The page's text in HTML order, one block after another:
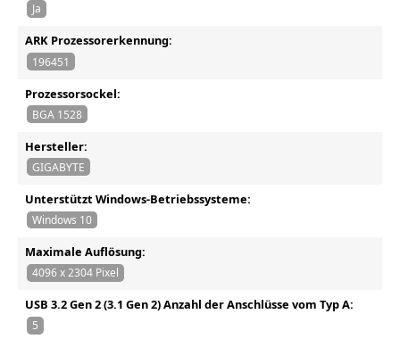
Ja
ARK Prozessorerkennung:
196451
Prozessorsockel:
BGA 1528
Hersteller:
GIGABYTE
Unterstützt Windows-Betriebssysteme:
Windows 10
Maximale Auflösung:
4096 x 2304 Pixel
USB 3.2 Gen 2 (3.1 Gen 2) Anzahl der Anschlüsse vom Typ A:
5